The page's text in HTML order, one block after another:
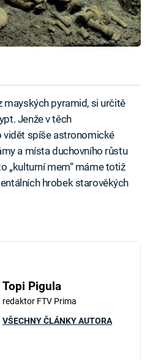
mayských pyramid, si určitě
Jenže v těch
vidět spíše astronomické
a místa duchovního růstu
„kulturní mem“ máme totiž
hrobek starověkých
Topi Pigula
redaktor FTV Prima
VŠECHNY ČLÁNKY AUTORA